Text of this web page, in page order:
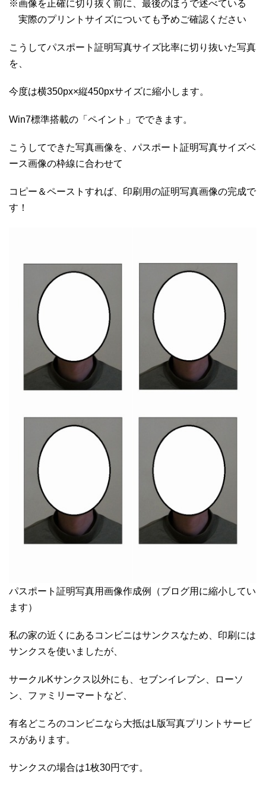
※画像を正確に切り抜く前に、最後のほうで述べている
実際のプリントサイズについても予めご確認ください
こうしてパスポート証明写真サイズ比率に切り抜いた写真
を、
今度は横350px×縦450pxサイズに縮小します。
Win7標準搭載の「ペイント」でできます。
こうしてできた写真画像を、パスポート証明写真サイズベ
ース画像の枠線に合わせて
コピー＆ペーストすれば、印刷用の証明写真画像の完成で
す！
パスポート証明写真用画像作成例（ブログ用に縮小してい
ます）
私の家の近くにあるコンビニはサンクスなため、印刷には
サンクスを使いましたが、
サークルKサンクス以外にも、セブンイレブン、ローソ
ン、ファミリーマートなど、
有名どころのコンビニなら大抵はL版写真プリントサービ
スがあります。
サンクスの場合は1枚30円です。